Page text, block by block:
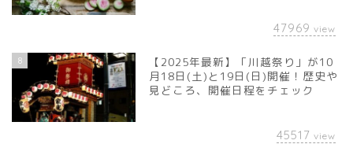
47969 view
8
【2025年最新】「川越祭り」が10
月18日(土)と19日(日)開催！歴史や
見どころ、開催日程をチェック
45517 view